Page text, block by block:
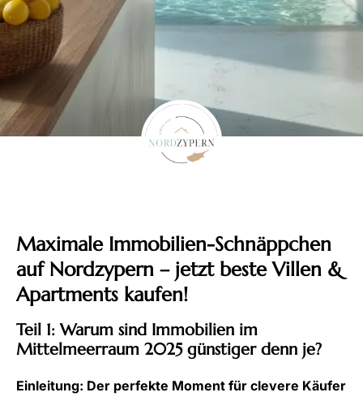
Maximale Immobilien-Schnäppchen
auf Nordzypern – jetzt beste Villen &
Apartments kaufen!
Teil 1: Warum sind Immobilien im
Mittelmeerraum 2025 günstiger denn je?
Einleitung: Der perfekte Moment für clevere Käufer